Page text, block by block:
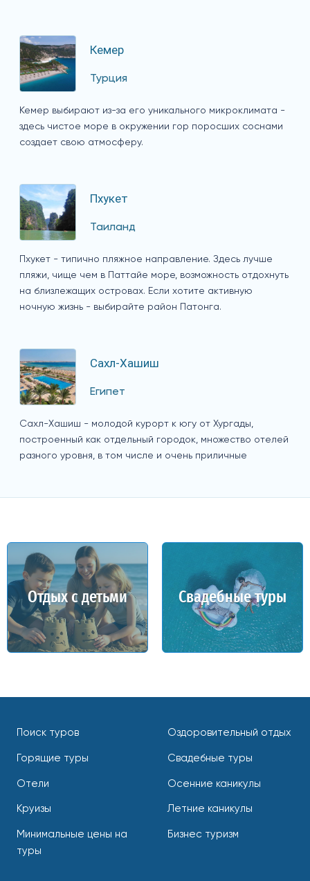
Кемер
Турция
Кемер выбирают из-за его уникального микроклимата -
здесь чистое море в окружении гор поросших соснами
создает свою атмосферу.
Пхукет
Таиланд
Пхукет - типично пляжное направление. Здесь лучше
пляжи, чище чем в Паттайе море, возможность отдохнуть
на близлежащих островах. Если хотите активную
ночную жизнь - выбирайте район Патонга.
Сахл-Хашиш
Египет
Сахл-Хашиш - молодой курорт к югу от Хургады,
построенный как отдельный городок, множество отелей
разного уровня, в том числе и очень приличные
Отдых с детьми Свадебные туры
Поиск туров
Горящие туры
Отели
Круизы
Минимальные цены на
туры
Оздоровительный отдых
Свадебные туры
Осенние каникулы
Летние каникулы
Бизнес туризм